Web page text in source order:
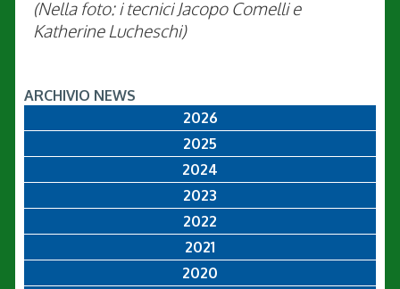
(Nella foto: i tecnici Jacopo Comelli e
Katherine Lucheschi)
ARCHIVIO NEWS
2026
2025
2024
2023
2022
2021
2020